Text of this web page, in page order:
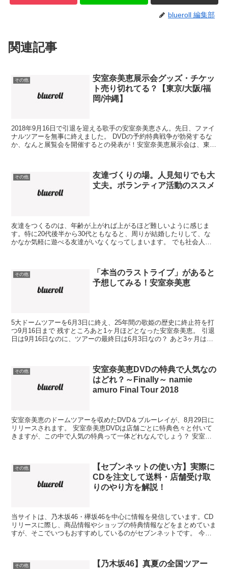
blueroll 編集部
関連記事
その他
安室奈美恵展示会グッズ・チケッ
ト売り切れてる？【東京/大阪/福
岡/沖縄】
2018年9月16日で引退を迎える歌手の安室奈美恵さん。先日、ファイ
ナルツアーを無事に終えました。 DVDの予約特典戦争が勃発するな
か、なんと展覧会を開催するとの発表が！安室奈美恵展示会は、東
その他
友達づくりの場。人見知りでも大
丈夫。ボランティア活動のススメ
友達をつくるのは、年齢が上がれば上がるほど難しいように感じま
す。特に20代後半から30代ともなると、周りが結婚したりして、な
かなか気軽に遊べる友達がいなくなってしまいます。 でも社会人に
その他
「本当のラストライブ」があると
予想してみる！安室奈美恵
5大ドームツアーを6月3日に終え、25年間の歌姫の歴史に終止符を打
つ9月16日まで 残すところあと1ヶ月ほどとなった安室奈美恵。 引退
日は9月16日なのに、ツアーの最終日は6月3日なの？ あと3ヶ月はど
その他
安室奈美恵DVDの特典で人気なの
はどれ？～Finally～ namie
amuro Final Tour 2018
安室奈美恵のドームツアーを収めたDVD＆ブルーレイが、8月29日に
リリースされます。 安室奈美恵DVDは店舗ごとに特典色々と付いて
きますが、この中で人気の特典って一体どれなんでしょう？ 安室奈
その他
【セブンネットの使い方】実際に
CDを注文して送料・店舗受け取
りのやり方を解説！
当サイトは、乃木坂46・欅坂46を中心に情報を発信しています。CD
リリースに際し、商品情報やショップの特典情報などをまとめていま
すが、そこでいつもおすすめしているのがセブンネットです。 今回
その他
【乃木坂46】真夏の全国ツアー